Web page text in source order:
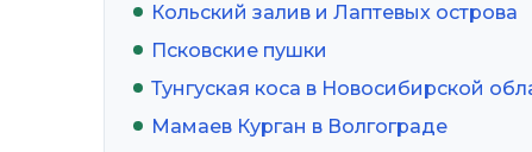
Кольский залив и Лаптевых острова
Псковские пушки
Тунгуская коса в Новосибирской
Мамаев Курган в Волгограде